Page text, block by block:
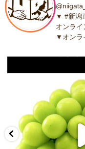
▼ #新潟
オンラ
▼オンラ